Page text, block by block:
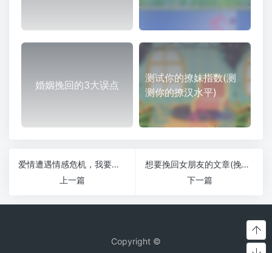
婚姻挽回的3大误点
测试你的撩妹指数(测
测你的撩汉水平)
爱情遭遇情感危机，我要怎么挽回爱情？
上一篇
想要挽回女朋友的文章(挽回女朋友感情的文章)
下一篇
Copyright ©